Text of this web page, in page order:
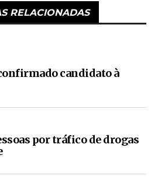
RELACIONADAS
candidato à
por tráfico de drogas